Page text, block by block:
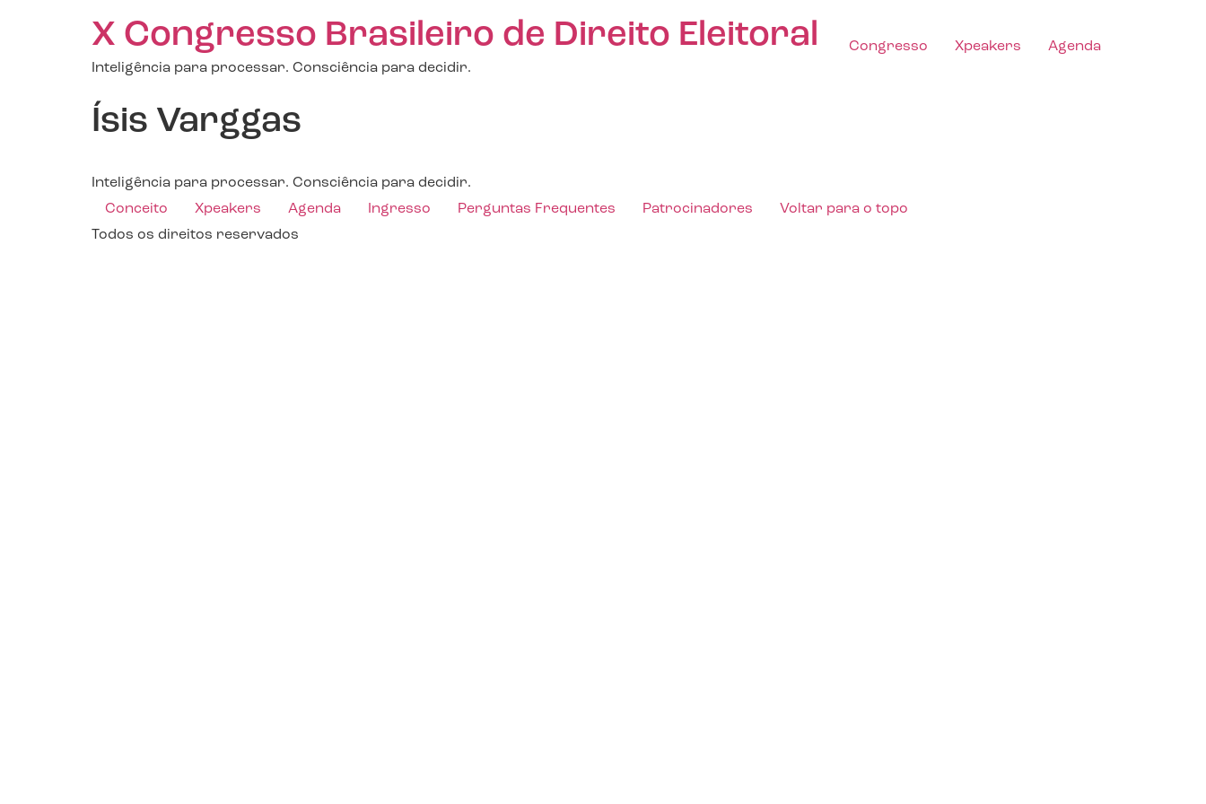
X Congresso Brasileiro de Direito Eleitoral
Inteligência para processar. Consciência para decidir.
Congresso Xpeakers Agenda
Ísis Varggas
Inteligência para processar. Consciência para decidir.
Conceito
Xpeakers Agenda Ingresso Perguntas Frequentes Patrocinadores
Voltar para o topo
Todos os direitos reservados